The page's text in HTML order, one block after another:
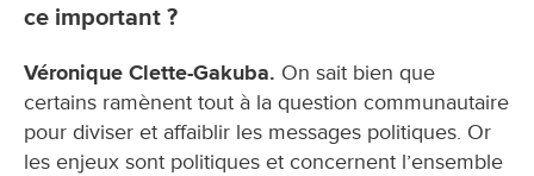
ce important ?
Véronique Clette-Gakuba. On sait bien que
certains ramènent tout à la question communautaire
pour diviser et affaiblir les messages politiques. Or
les enjeux sont politiques et concernent l’ensemble